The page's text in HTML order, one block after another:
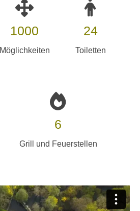
1000
Möglichkeiten
24
Toiletten
6
Grill und Feuerstellen